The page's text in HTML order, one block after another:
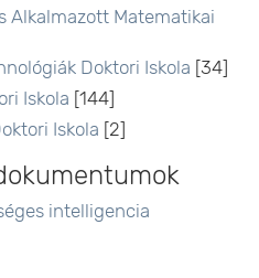
Alkalmazott Matematikai
Doktori Iskola [34]
Iskola [144]
Iskola [2]
intelligencia